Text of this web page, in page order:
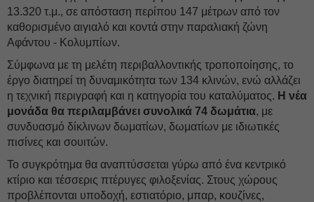
13.320 τ.μ., σε απόσταση περίπου 147 μέτρων από τον
καθορισμένο αιγιαλό και κοντά στην παραλιακή ζώνη
Αφάντου - Κολυμπίων.
Σύμφωνα με τη μελέτη περιβαλλοντικής τροποποίησης, το
έργο διατηρεί τη δυναμικότητα των 134 κλινών, ενώ αλλάζει
η τεχνική περιγραφή και η κατηγορία του καταλύματος. Η νέα
μονάδα θα περιλαμβάνει συνολικά 74 δωμάτια, με
συνδυασμό δίκλινων δωματίων, δωματίων με ιδιωτικές
πισίνες και σουιτών.
Το συγκρότημα θα αναπτύσσεται γύρω από ένα κεντρικό
κτίριο και τέσσερις πτέρυγες φιλοξενίας. Στους χώρους
προβλέπονται υποδοχή, εστιατόριο, μπαρ, κουζίνες,